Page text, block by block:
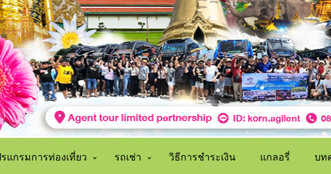
แกรมการท่องเที่ยว รถเช่า วิธีการชำระเงิน แกลอรี่ บท